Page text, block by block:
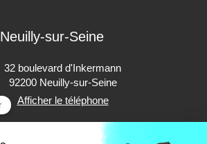
Neuilly-sur-Seine
32 boulevard d'Inkermann
92200 Neuilly-sur-Seine
Afficher le téléphone